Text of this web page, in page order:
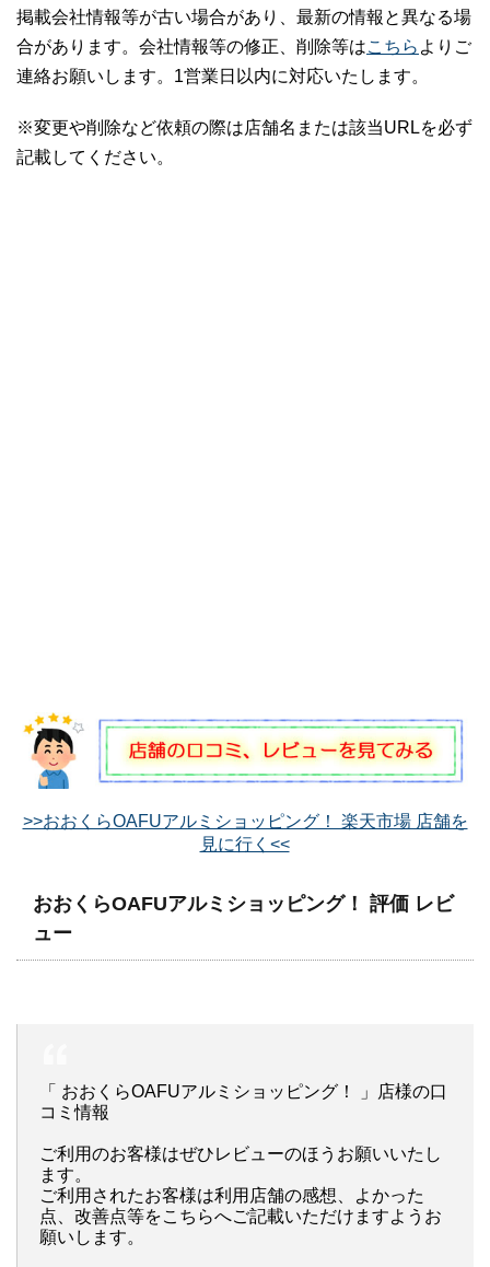
掲載会社情報等が古い場合があり、最新の情報と異なる場
合があります。会社情報等の修正、削除等はこちら よりご
連絡お願いします。1営業日以内に対応いたします。
※変更や削除など依頼の際は店舗名または該当URLを必ず
記載してください。
>>おおくらOAFUアルミショッピング！ 楽天市場 店舗を
見に行く<<
おおくらOAFUアルミショッピング！ 評価 レビ
ュー
「 おおくらOAFUアルミショッピング！ 」店様の口
コミ情報
ご利用のお客様はぜひレビューのほうお願いいたし
ます。
ご利用されたお客様は利用店舗の感想、よかった
点、改善点等をこちらへご記載いただけますようお
願いします。